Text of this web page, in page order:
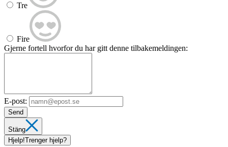
Tre
Fire
Gjerne fortell hvorfor du har gitt denne tilbakemeldingen:
E-post:
Send
Stäng
Hjelp!Trenger hjelp?